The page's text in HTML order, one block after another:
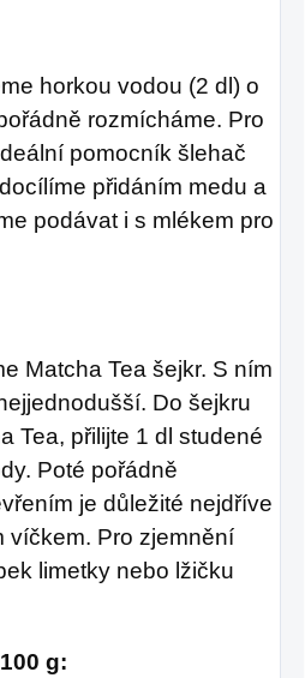
horkou vodou (2 dl) o
rozmícháme. Pro
pomocník šlehač
přidáním medu a
podávat i s mlékem pro
Matcha Tea šejkr. S ním
Do šejkru
Tea, přilijte 1 dl studené
Poté pořádně
je důležité nejdříve
víčkem. Pro zjemnění
limetky nebo lžičku
g: